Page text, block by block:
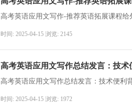
高考英语应用文写作-推荐英语拓展课程给
时间: 2025-04-15 浏览: 2145
高考英语应用文写作总结发言：技术
高考英语应用文写作总结发言：技术便利
时间: 2025-04-15 浏览: 1972